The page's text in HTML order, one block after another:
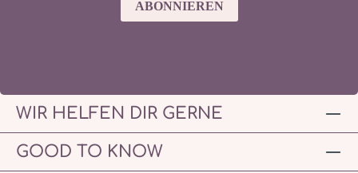
ABONNIEREN
WIR HELFEN DIR GERNE
GOOD TO KNOW